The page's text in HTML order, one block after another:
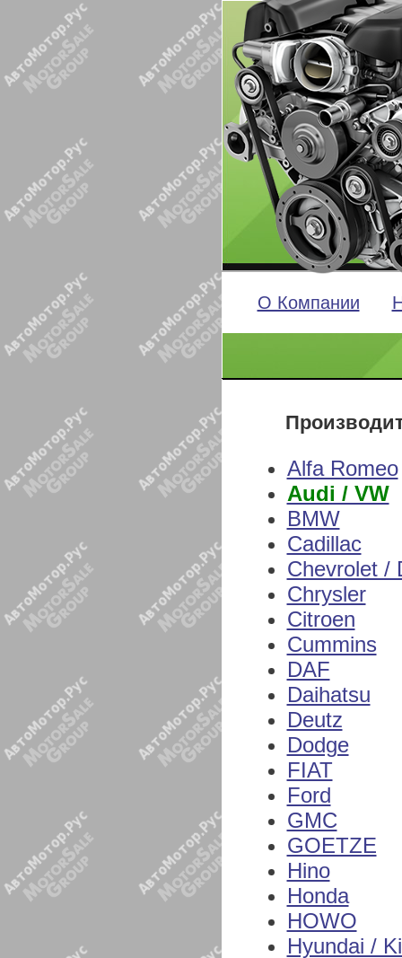
О Компании
Alfa Romeo
Audi / VW
BMW
Cadillac
Chevrolet /
Chrysler
Citroen
Cummins
DAF
Daihatsu
Deutz
Dodge
FIAT
Ford
GMC
GOETZE
Hino
Honda
HOWO
Hyundai /